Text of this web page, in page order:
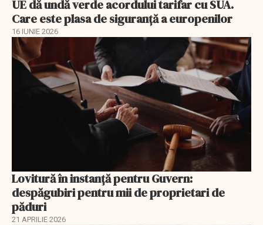
UE dă undă verde acordului tarifar cu SUA.
Care este plasa de siguranță a europenilor
16 IUNIE 2026
Lovitură în instanță pentru Guvern:
despăgubiri pentru mii de proprietari de
păduri
21 APRILIE 2026